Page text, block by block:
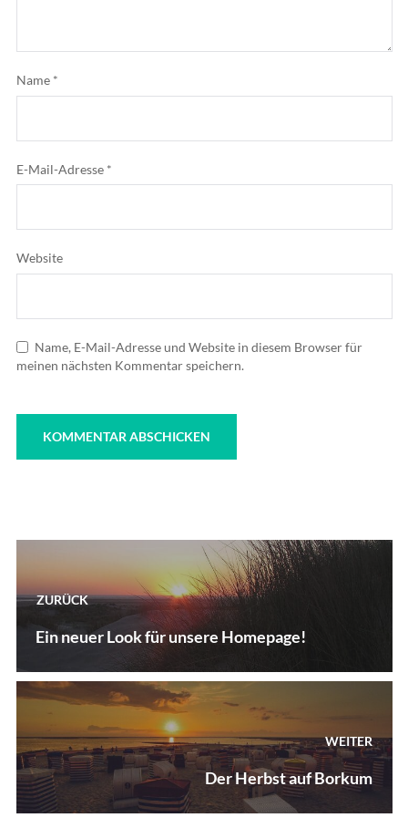
Name *
E-Mail-Adresse *
Website
Name, E-Mail-Adresse und Website in diesem Browser für
meinen nächsten Kommentar speichern.
Beitragsnavigation
ZURÜCK
Vorheriger
Ein neuer Look für unsere Homepage!
WEITER
Nächster
Beitrag:
Der Herbst auf Borkum